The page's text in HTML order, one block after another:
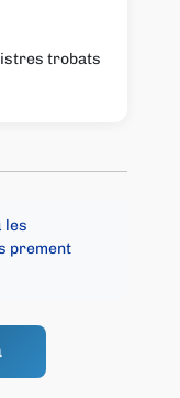
trobats
les
prement